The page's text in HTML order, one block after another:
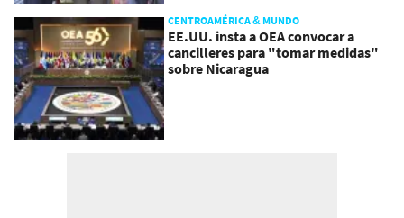
CENTROAMÉRICA & MUNDO
EE.UU. insta a OEA convocar a
cancilleres para "tomar medidas"
sobre Nicaragua